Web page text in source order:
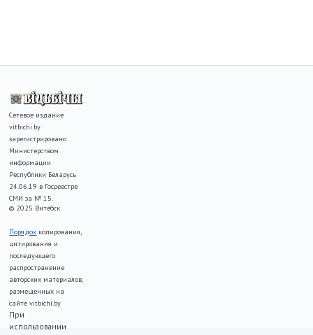
Сетевое издание
vitbichi.by
зарегистрировано
Министерством
информации
Республики Беларусь
24.06.19 в Госреестре
СМИ за № 15.
© 2025 Витебск
Порядок копирования,
цитирования и
последующего
распространение
авторских материалов,
размещенных на
сайте vitbichi.by
При
использовании